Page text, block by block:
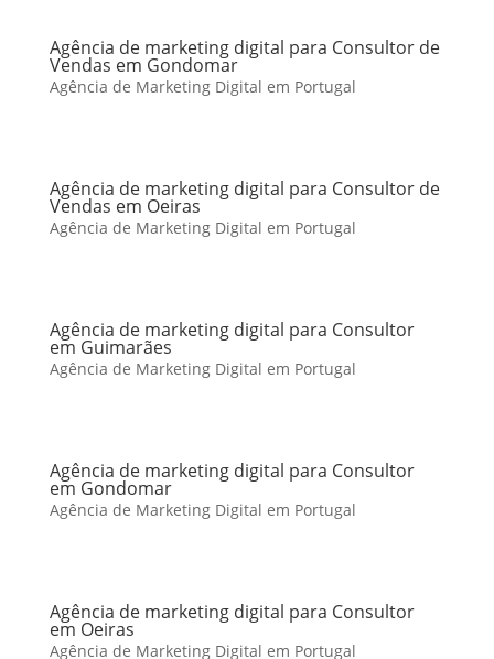
Agência de marketing digital para Consultor de
Vendas em Gondomar
Agência de Marketing Digital em Portugal
Agência de marketing digital para Consultor de
Vendas em Oeiras
Agência de Marketing Digital em Portugal
Agência de marketing digital para Consultor
em Guimarães
Agência de Marketing Digital em Portugal
Agência de marketing digital para Consultor
em Gondomar
Agência de Marketing Digital em Portugal
Agência de marketing digital para Consultor
em Oeiras
Agência de Marketing Digital em Portugal